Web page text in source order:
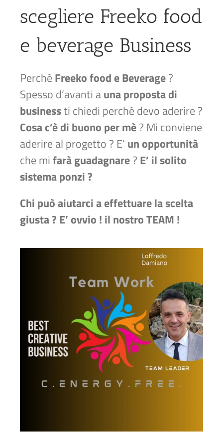
scegliere Freeko food
e beverage Business
Perchè Freeko food e Beverage?
Spesso d’avanti auna proposta di
businessti chiedi perchè devo aderire ?
Cosa c’è di buono per mè? Mi conviene
aderire al progetto ? E’ un opportunità
che mifarà guadagnare? E’ il solito
sistema ponzi ?
Chi può aiutarci a effettuare la scelta
giusta ? E’ ovvio ! il nostro TEAM !